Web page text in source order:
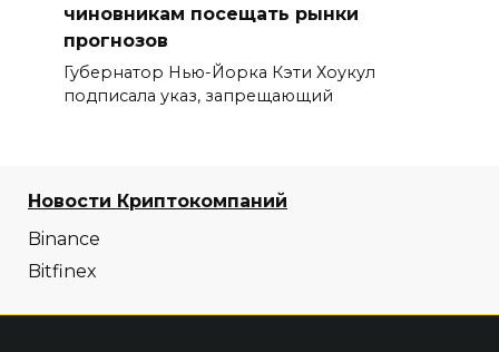
чиновникам посещать рынки
прогнозов
Губернатор Нью-Йорка Кэти Хоукул
подписала указ, запрещающий
Новости Криптокомпаний
Binance
Bitfinex